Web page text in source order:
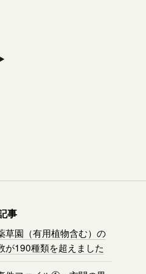
事
草園（有用植物含む）の
が190種類を超えました